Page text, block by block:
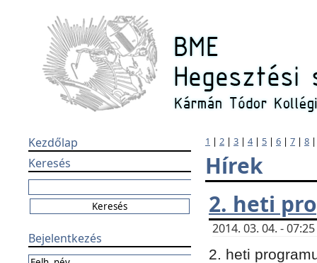
Kezdőlap
Keresés
Bejelentkezés
1 | 2 | 3 | 4| 5 | 6 | 7 | 8
Hírek
2. heti
2014. 03. 04. -
2. heti